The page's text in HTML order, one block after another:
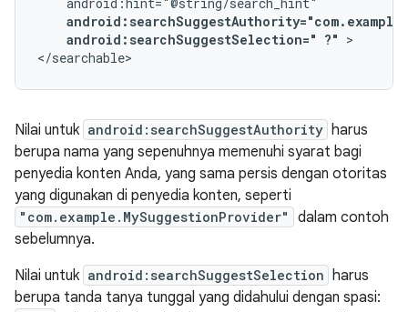
android:searchSuggestSelection=" ?" >
</searchable>
Nilai untuk android:searchSuggestAuthority harus
berupa nama yang sepenuhnya memenuhi syarat bagi
penyedia konten Anda, yang sama persis dengan otoritas
yang digunakan di penyedia konten, seperti
"com.example.MySuggestionProvider"
dalam contoh
sebelumnya.
Nilai untuk android:searchSuggestSelection harus
berupa tanda tanya tunggal yang didahului dengan spasi: